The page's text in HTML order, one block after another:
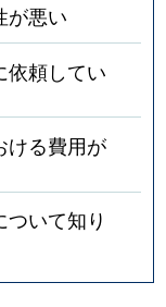
が悪い
依頼してい
ける費用が
いて知り